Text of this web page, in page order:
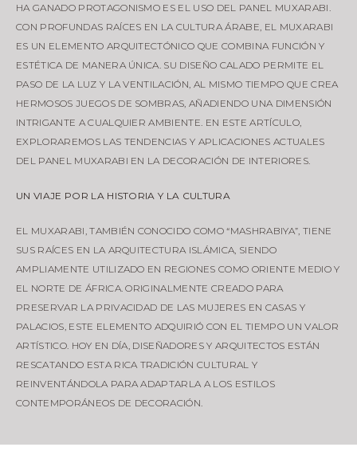
HA GANADO PROTAGONISMO ES EL USO DEL PANEL MUXARABI.
CON PROFUNDAS RAÍCES EN LA CULTURA ÁRABE, EL MUXARABI
ES UN ELEMENTO ARQUITECTÓNICO QUE COMBINA FUNCIÓN Y
ESTÉTICA DE MANERA ÚNICA. SU DISEÑO CALADO PERMITE EL
PASO DE LA LUZ Y LA VENTILACIÓN, AL MISMO TIEMPO QUE CREA
HERMOSOS JUEGOS DE SOMBRAS, AÑADIENDO UNA DIMENSIÓN
INTRIGANTE A CUALQUIER AMBIENTE. EN ESTE ARTÍCULO,
EXPLORAREMOS LAS TENDENCIAS Y APLICACIONES ACTUALES
DEL PANEL MUXARABI EN LA DECORACIÓN DE INTERIORES.
UN VIAJE POR LA HISTORIA Y LA CULTURA
EL MUXARABI, TAMBIÉN CONOCIDO COMO “MASHRABIYA”, TIENE
SUS RAÍCES EN LA ARQUITECTURA ISLÁMICA, SIENDO
AMPLIAMENTE UTILIZADO EN REGIONES COMO ORIENTE MEDIO Y
EL NORTE DE ÁFRICA. ORIGINALMENTE CREADO PARA
PRESERVAR LA PRIVACIDAD DE LAS MUJERES EN CASAS Y
PALACIOS, ESTE ELEMENTO ADQUIRIÓ CON EL TIEMPO UN VALOR
ARTÍSTICO. HOY EN DÍA, DISEÑADORES Y ARQUITECTOS ESTÁN
RESCATANDO ESTA RICA TRADICIÓN CULTURAL Y
REINVENTÁNDOLA PARA ADAPTARLA A LOS ESTILOS
CONTEMPORÁNEOS DE DECORACIÓN.